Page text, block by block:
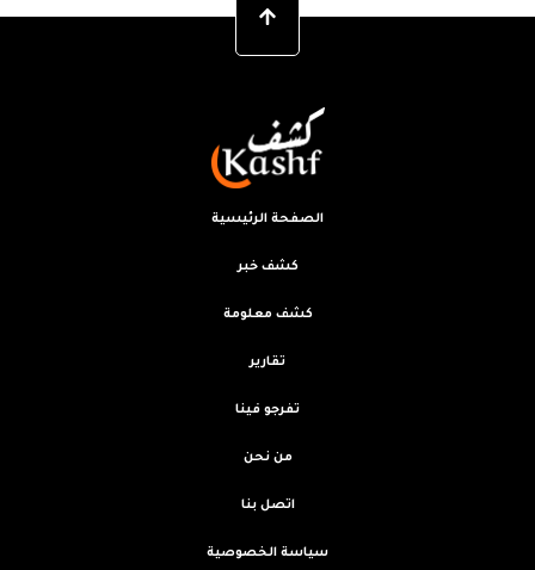
الصفحة الرئيسية
كشف خبر
كشف معلومة
تقارير
تفرجو فينا
من نحن
اتصل بنا
سياسة الخصوصية